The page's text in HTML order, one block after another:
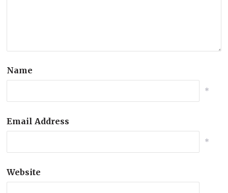
Name
*
Email Address
*
Website